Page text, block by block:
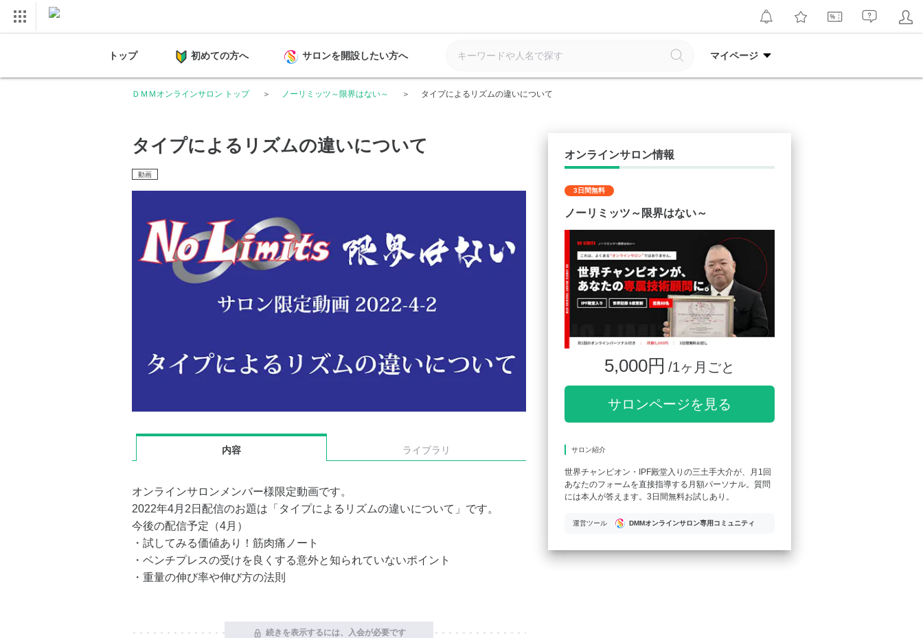
トップ 初めての方へ サロンを開設したい方へ マイページ
ＤＭＭオンラインサロン トップ ノーリミッツ～限界はない～ タイプによるリズムの違いについて
タイプによるリズムの違いについて
動画
内容 ライブラリ
オンラインサロンメンバー様限定動画です。
2022年4月2日配信のお題は「タイプによるリズムの違いについて」です。
今後の配信予定（4月）
・試してみる価値あり！筋肉痛ノート
・ベンチプレスの受けを良くする意外と知られていないポイント
・重量の伸び率や伸び方の法則
続きを表示するには、入会が必要です
オンラインサロン情報
3日間無料
ノーリミッツ～限界はない～
5,000円 /1ヶ月ごと
サロンページを見る
サロン紹介
世界チャンピオン・IPF殿堂入りの三土手大介が、月1回
あなたのフォームを直接指導する月額パーソナル。質問
には本人が答えます。3日間無料お試しあり。
運営ツール DMMオンラインサロン専用コミュニティ